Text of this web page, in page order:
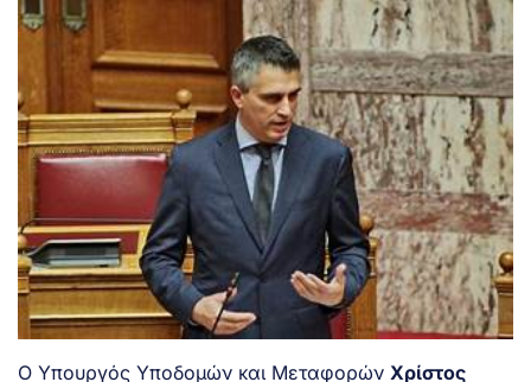
Ο Υπουργός Υποδομών και Μεταφορών Χρίστος